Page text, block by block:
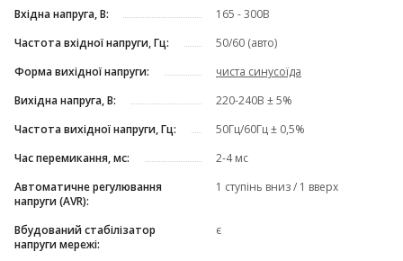
Вхідна напруга, В:
165 - 300В
Частота вхідної напруги, Гц:
50/60 (авто)
Форма вихідної напруги:
чиста синусоїда
Вихідна напруга, В:
220-240В ± 5%
Частота вихідної напруги, Гц:
50Гц/60Гц ± 0,5%
Час перемикання, мс:
2-4 мс
Автоматичне регулювання
напруги (AVR):
1 ступінь вниз / 1 вверх
Вбудований стабілізатор
напруги мережі:
є